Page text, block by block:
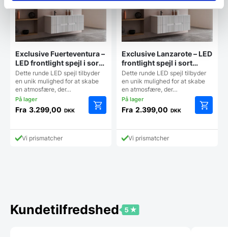
varesiden
vælges
Exclusive Fuerteventura –
LED frontlight spejl i sort
ramme med touch,
antidug, justerbar
lysstyrke og farvetone –
Flere størrelser
Dette runde LED spejl tilbyder
en unik mulighed for at skabe
en atmosfære, der…
Fra 3.299,00 DKK
vare
Vi prismatcher
Exclusive Lanzarote – LED
frontlight spejl i sort
ramme – Flere størrelser
Dette runde LED spejl tilbyder
en unik mulighed for at skabe
en atmosfære, der…
Fra 2.399,00 DKK
vare
Vi prismatcher
Kundetilfredshed